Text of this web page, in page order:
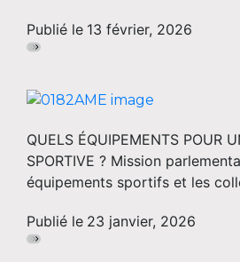
Publié le 13 février, 2026
QUELS ÉQUIPEMENTS POUR
SPORTIVE ? Mission
équipements sportifs et les
Publié le 23 janvier, 2026